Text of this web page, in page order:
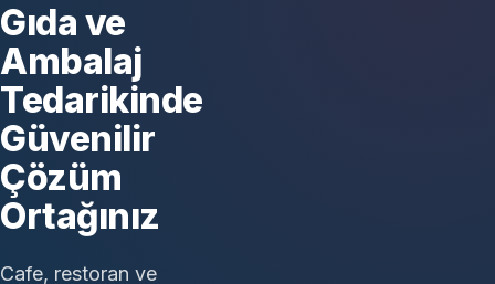
Gıda ve
Ambalaj
Tedarikinde
Güvenilir
Çözüm
Ortağınız
Cafe, restoran ve